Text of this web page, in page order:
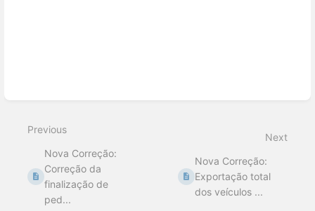
Previous
Nova Correção:
Correção da
finalização de
ped...
Next
Nova Correção:
Exportação total
dos veículos ...